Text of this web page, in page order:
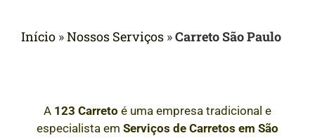
Início »Nossos Serviços »Carreto São Paulo
A 123 Carreto é uma empresa tradicional e
especialista em Serviços de Carretos em São